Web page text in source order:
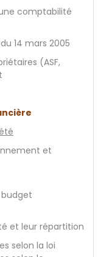
comptabilité
14 mars 2005
(ASF,
et
et leur répartition
selon la loi